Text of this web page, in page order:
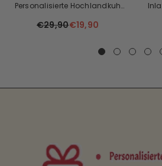
Erinnerungen Mit Personalisierten
€29,90€25,90